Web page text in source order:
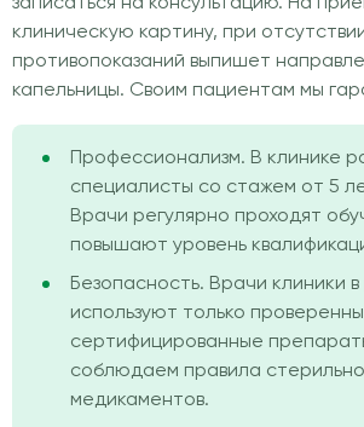
клиническую картину, при
противопоказаний выпишет
капельницы. Своим пациентам мы
Профессионализм. В клинике
специалисты со стажем от 5
Врачи регулярно проходят
повышают уровень
Безопасность. Врачи клиники
используют только
сертифицированные
соблюдаем правила
медикаментов.